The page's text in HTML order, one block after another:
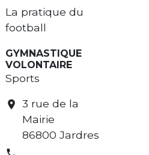
La pratique du
football
GYMNASTIQUE
VOLONTAIRE
Sports
location_on 3 rue de la
Mairie
86800 Jardres